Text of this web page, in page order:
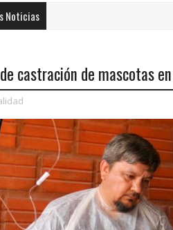
Noticias
castración de mascotas